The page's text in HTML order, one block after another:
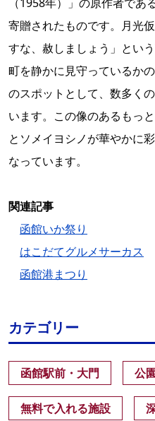
寄贈されたものです。月光
すな、赦しましょう」とい
町を静かに見守っているか
のスポットとして、数多く
います。この像のあるもっ
とソメイヨシノが華やかに
なっています。
関連記事
函館いか祭り
はこだてグルメサーカス
函館港まつり
カテゴリー
函館駅前・大門 公
無料で入れる施設